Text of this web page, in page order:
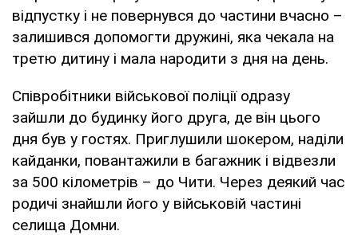
відпустку і не повернувся до частини вчасно –
залишився допомогти дружині, яка чекала на
третю дитину і мала народити з дня на день.
Співробітники військової поліції одразу
зайшли до будинку його друга, де він цього
дня був у гостях. Приглушили шокером, наділи
кайданки, повантажили в багажник і відвезли
за 500 кілометрів – до Чити. Через деякий час
родичі знайшли його у військовій частині
селища Домни.